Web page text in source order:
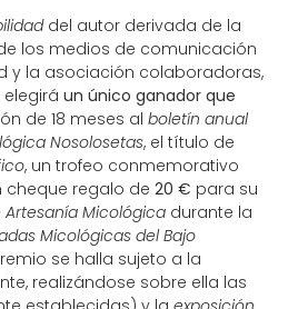
del autor derivada de la
los medios de comunicación
y la asociación colaboradoras,
un único ganador que
de 18 meses al boletín anual
Nosolosetas, el título de
, un trofeo conmemorativo
cheque regalo de 20 € para su
Micológicadurante la
Micológicas del Bajo
se halla sujeto a la
realizándose sobre ella las